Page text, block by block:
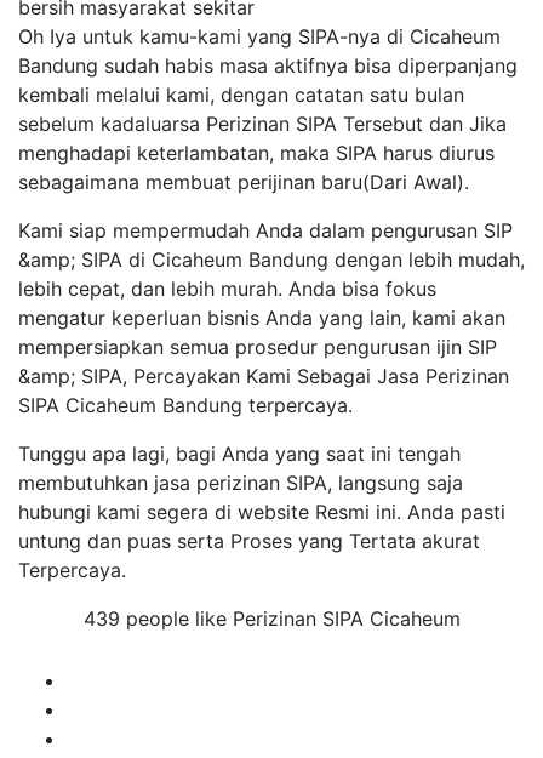
bersih masyarakat sekitar
Oh Iya untuk kamu-kami yang SIPA-nya di Cicaheum
Bandung sudah habis masa aktifnya bisa diperpanjang
kembali melalui kami, dengan catatan satu bulan
sebelum kadaluarsa Perizinan SIPA Tersebut dan Jika
menghadapi keterlambatan, maka SIPA harus diurus
sebagaimana membuat perijinan baru(Dari Awal).
Kami siap mempermudah Anda dalam pengurusan SIP
&amp; SIPA di Cicaheum Bandung dengan lebih mudah,
lebih cepat, dan lebih murah. Anda bisa fokus
mengatur keperluan bisnis Anda yang lain, kami akan
mempersiapkan semua prosedur pengurusan ijin SIP
&amp; SIPA, Percayakan Kami Sebagai Jasa Perizinan
SIPA Cicaheum Bandung terpercaya.
Tunggu apa lagi, bagi Anda yang saat ini tengah
membutuhkan jasa perizinan SIPA, langsung saja
hubungi kami segera di website Resmi ini. Anda pasti
untung dan puas serta Proses yang Tertata akurat
Terpercaya.
439 people like Perizinan SIPA Cicaheum